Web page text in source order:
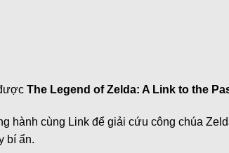
The Legend of Zelda: A Link to the
hành cùng Link để giải cứu công chúa
bí ẩn.